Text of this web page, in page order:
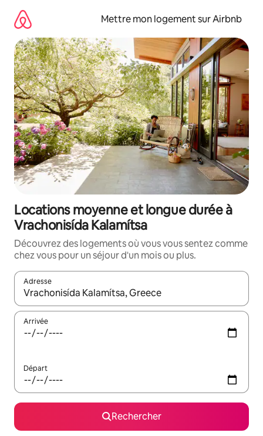
directement
contenu
Mettre mon logement sur Airbnb
Locations moyenne et longue durée à
Vrachonisída Kalamítsa
Découvrez des logements où vous vous sentez comme
chez vous pour un séjour d'un mois ou plus.
Adresse
Lorsque les résultats s'affichent, utilisez les flèches vers le
Arrivée
Départ
Rechercher